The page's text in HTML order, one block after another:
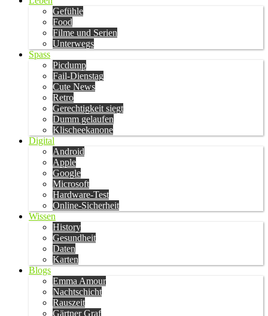
Gefühle
Food
Filme und Serien
Unterwegs
Spass
Picdump
Fail-Dienstag
Cute News
Retro
Gerechtigkeit siegt
Dumm gelaufen
Klischeekanone
Digital
Android
Apple
Google
Microsoft
Hardware-Test
Online-Sicherheit
Wissen
History
Gesundheit
Daten
Karten
Blogs
Emma Amour
Nachtschicht
Rauszeit
Gärtner Graf